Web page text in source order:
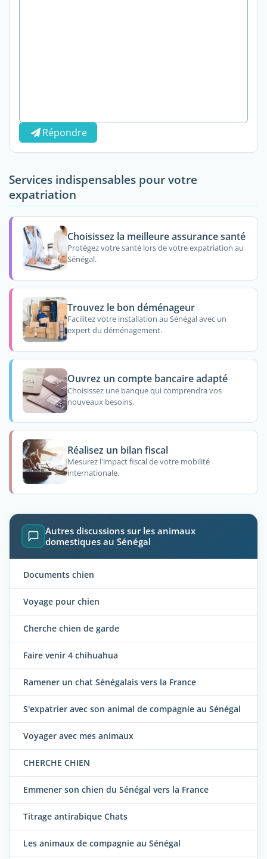
Répondre
Services indispensables pour votre
expatriation
Choisissez la meilleure assurance santé
Protégez votre santé lors de votre expatriation au
Sénégal.
Trouvez le bon déménageur
Facilitez votre installation au Sénégal avec un
expert du déménagement.
Ouvrez un compte bancaire adapté
Choisissez une banque qui comprendra vos
nouveaux besoins.
Réalisez un bilan fiscal
Mesurez l'impact fiscal de votre mobilité
internationale.
Autres discussions sur les animaux
domestiques au Sénégal
Documents chien
Voyage pour chien
Cherche chien de garde
Faire venir 4 chihuahua
Ramener un chat Sénégalais vers la France
S'expatrier avec son animal de compagnie au Sénégal
Voyager avec mes animaux
CHERCHE CHIEN
Emmener son chien du Sénégal vers la France
Titrage antirabique Chats
Les animaux de compagnie au Sénégal